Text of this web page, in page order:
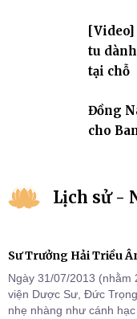
[Video]
tu
tại chỗ
Đồng
cho
Lịch sử -
Sư Trưởng Hải Triều
Ngày 31/07/2013 (nhằm
viện Dược Sư, Đức
nhẹ nhàng như cánh